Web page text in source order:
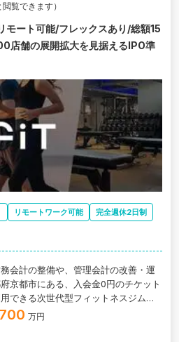
覧できます）
モート可能/フレックスあり/総額15
店舗の展開拡大を見据えるIPO準
リモートワーク可能
完全週休2日制
会計の整備や、管理会計の改善・運
京都市にある、入会金0円のチケット
できる次世代型フィットネスジム「Li
企業の求人です。
万円